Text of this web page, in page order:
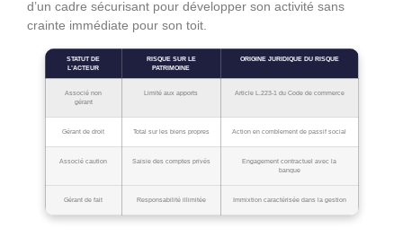
d’un cadre sécurisant pour développer son activité sans
crainte immédiate pour son toit.
STATUT DE
L’ACTEUR
RISQUE SUR LE
PATRIMOINE
ORIGINE JURIDIQUE DU RISQUE
Associé non
gérant
Limité aux apports Article L.223-1 du Code de commerce
Gérant de droit Total sur les biens propres Action en comblement de passif social
Associé caution Saisie des comptes privés
Engagement contractuel avec la
banque
Gérant de fait Responsabilité illimitée Immixtion caractérisée dans la gestion